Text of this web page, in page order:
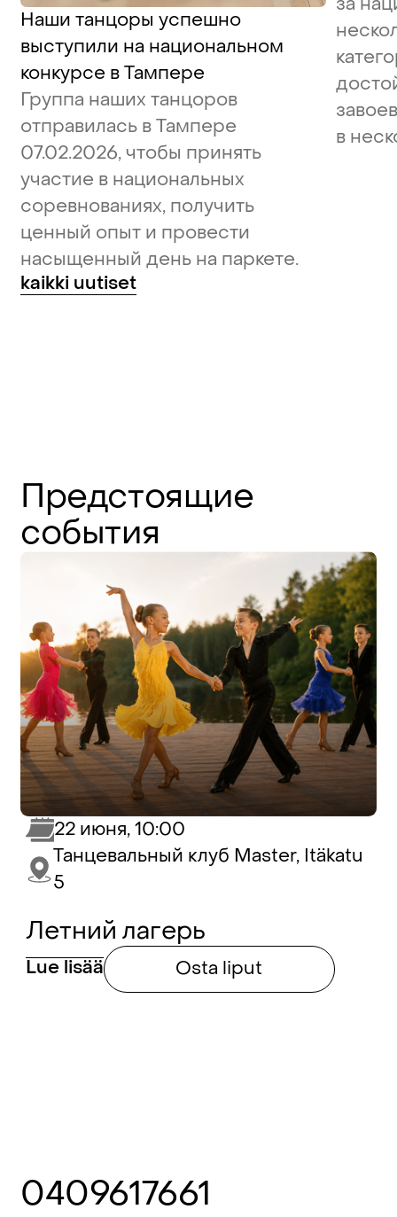
Наши танцоры успешно
выступили на национальном
конкурсе в Тампере
Группа наших танцоров
отправилась в Тампере
07.02.2026, чтобы принять
участие в национальных
соревнованиях, получить
ценный опыт и провести
насыщенный день на паркете.
в
kaikki uutiset
Предстоящие
события
Летний лагерь
Lue lisää Osta liput
22 июня, 10:00
Танцевальный клуб Master, Itäkatu
5
0409617661